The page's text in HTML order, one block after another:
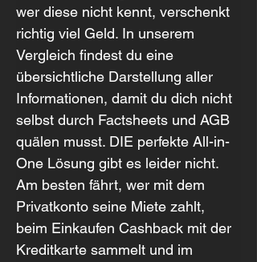
wer diese nicht kennt, verschenkt
richtig viel Geld. In unserem
Vergleich findest du eine
übersichtliche Darstellung aller
Informationen, damit du dich nicht
selbst durch Factsheets und AGB
quälen musst. DIE perfekte All-in-
One Lösung gibt es leider nicht.
Am besten fährt, wer mit dem
Privatkonto seine Miete zahlt,
beim Einkaufen Cashback mit der
Kreditkarte sammelt und im